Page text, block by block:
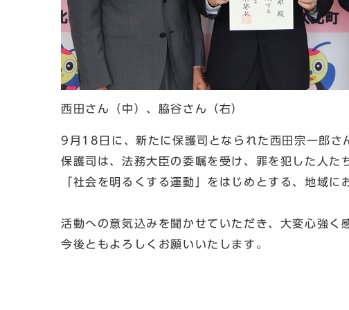
西田さん（中）、脇谷さん（右）
9月18日に、新たに保護司となられた西田宗一郎さ
保護司は、法務大臣の委嘱を受け、罪を犯した人た
「社会を明るくする運動」をはじめとする、地域
活動への意気込みを聞かせていただき、大変心強く
今後ともよろしくお願いいたします。